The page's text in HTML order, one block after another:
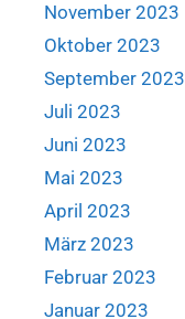
November 2023
Oktober 2023
September 2023
Juli 2023
Juni 2023
Mai 2023
April 2023
März 2023
Februar 2023
Januar 2023